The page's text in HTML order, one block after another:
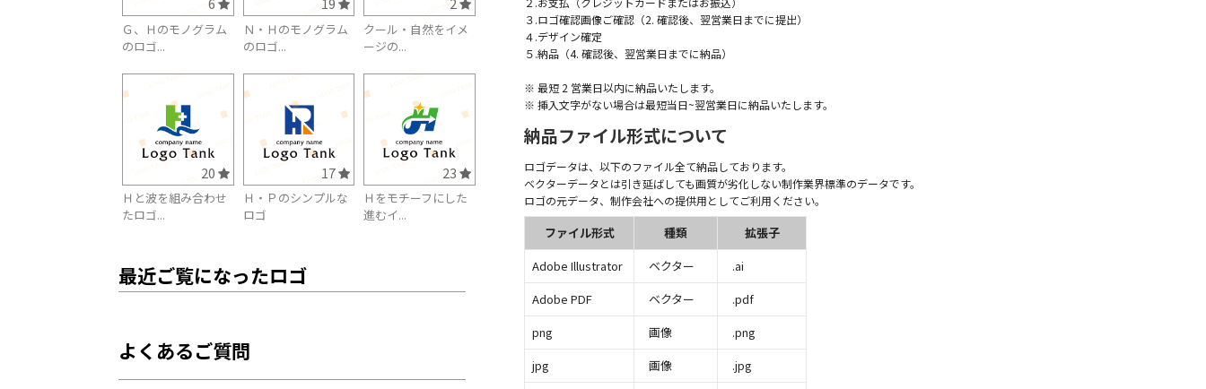
Ｇ、Ｈのモノグラム
のロゴ...
Ｎ・Ｈのモノグラム
のロゴ...
クール・自然をイメ
ージの...
20
Ｈと波を組み合わせ
たロゴ...
17
Ｈ・Ｐのシンプルな
ロゴ
23
Ｈをモチーフにした
進むイ...
最近ご覧になったロゴ
よくあるご質問
３.ロゴ確認画像ご確認（2. 確認後、翌営業日までに提出）
４.デザイン確定
５.納品（4. 確認後、翌営業日までに納品）
※ 最短 2 営業日以内に納品いたします。
※ 挿入文字がない場合は最短当日~翌営業日に納品いたします。
納品ファイル形式について
ロゴデータは、以下のファイル全て納品しております。
ベクターデータとは引き延ばしても画質が劣化しない制作業界標準のデータです。
ロゴの元データ、制作会社への提供用としてご利用ください。
ファイル形式 種類
拡張子
Adobe Illustrator
ベクター
.ai
Adobe PDF
ベクター
.pdf
png
画像
.png
jpg
画像
.jpg